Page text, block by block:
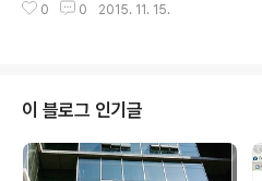
0 0 2015. 11. 15.
이 블로그 인기글